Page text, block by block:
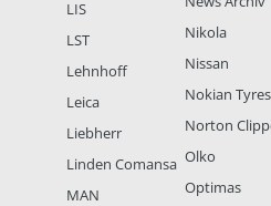
LIS
LST
Lehnhoff
Leica
Liebherr
Linden Comansa
MAN
Nikola
Nissan
Nokian Tyres
Norton
Olko
Optimas